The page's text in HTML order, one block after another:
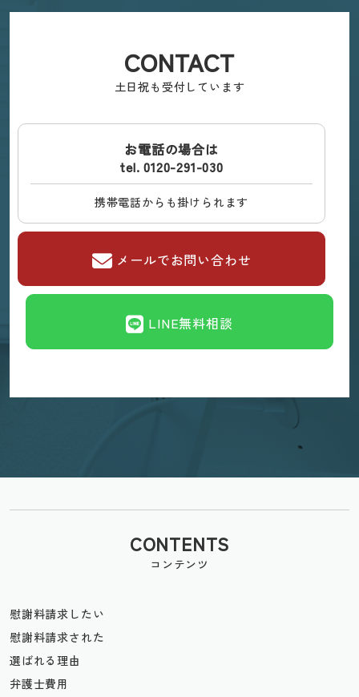
CONTACT
土日祝も受付しています
お電話の場合は
tel. 0120-291-030
携帯電話からも掛けられます
メールでお問い合わせ
LINE無料相談
CONTENTS
コンテンツ
慰謝料請求したい
慰謝料請求された
選ばれる理由
弁護士費用